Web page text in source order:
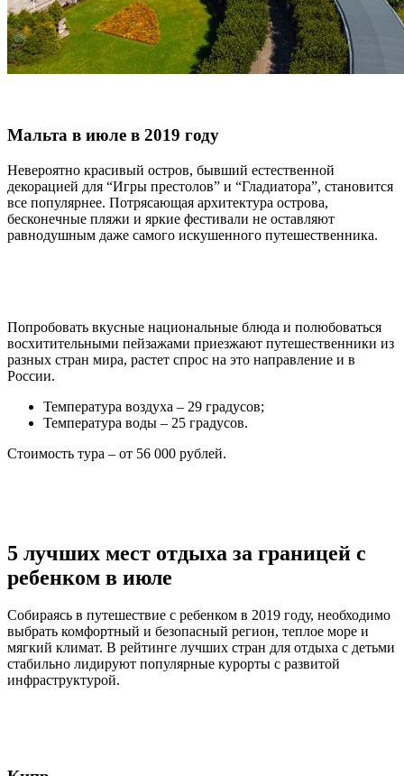
Мальта в июле в 2019 году
Невероятно красивый остров, бывший естественной
декорацией для “Игры престолов” и “Гладиатора”, становится
все популярнее. Потрясающая архитектура острова,
бесконечные пляжи и яркие фестивали не оставляют
равнодушным даже самого искушенного путешественника.
Попробовать вкусные национальные блюда и полюбоваться
восхитительными пейзажами приезжают путешественники из
разных стран мира, растет спрос на это направление и в
России.
Температура воздуха – 29 градусов;
Температура воды – 25 градусов.
Стоимость тура – от 56 000 рублей.
5 лучших мест отдыха за границей с
ребенком в июле
Собираясь в путешествие с ребенком в 2019 году, необходимо
выбрать комфортный и безопасный регион, теплое море и
мягкий климат. В рейтинге лучших стран для отдыха с детьми
стабильно лидируют популярные курорты с развитой
инфраструктурой.